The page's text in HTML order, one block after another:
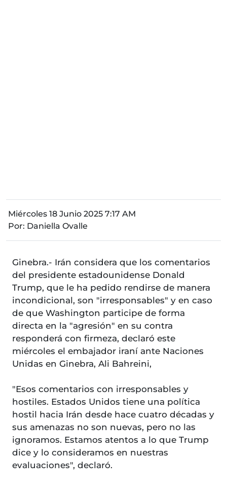
Miércoles 18 Junio 2025 7:17 AM
Por: Daniella Ovalle
Ginebra.- Irán considera que los comentarios
del presidente estadounidense Donald
Trump, que le ha pedido rendirse de manera
incondicional, son "irresponsables" y en caso
de que Washington participe de forma
directa en la "agresión" en su contra
responderá con firmeza, declaró este
miércoles el embajador iraní ante Naciones
Unidas en Ginebra, Ali Bahreini,
"Esos comentarios con irresponsables y
hostiles. Estados Unidos tiene una política
hostil hacia Irán desde hace cuatro décadas y
sus amenazas no son nuevas, pero no las
ignoramos. Estamos atentos a lo que Trump
dice y lo consideramos en nuestras
evaluaciones", declaró.